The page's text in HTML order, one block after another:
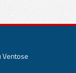
Ventose